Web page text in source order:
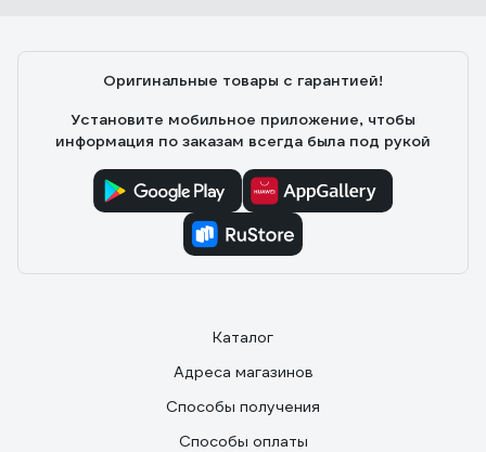
Оригинальные товары с гарантией!
Установите мобильное приложение, чтобы
информация по заказам всегда была под рукой
Каталог
Адреса магазинов
Способы получения
Способы оплаты